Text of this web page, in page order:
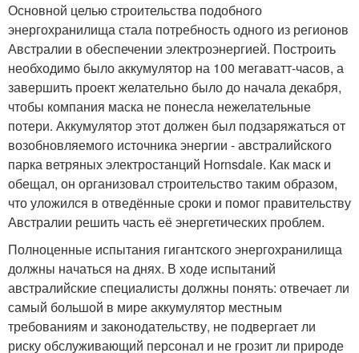
Основной целью строительства подобного
энергохранилища стала потребность одного из регионов
Австралии в обеспечении электроэнергией. Построить
необходимо было аккумулятор на 100 мегаватт-часов, а
завершить проект желательно было до начала декабря,
чтобы компания маска не понесла нежелательные
потери. Аккумулятор этот должен был подзаряжаться от
возобновляемого источника энергии - австралийского
парка ветряных электростанций Hornsdale. Как маск и
обещал, он организовал строительство таким образом,
что уложился в отведённые сроки и помог правительству
Австралии решить часть её энергетических проблем.
Полноценные испытания гигантского энергохранилища
должны начаться на днях. В ходе испытаний
австралийские специалисты должны понять: отвечает ли
самый большой в мире аккумулятор местным
требованиям и законодательству, не подвергает ли
риску обслуживающий персонал и не грозит ли природе